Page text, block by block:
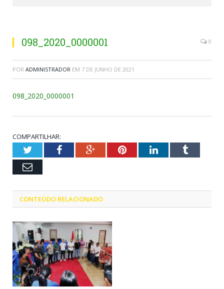
098_2020_0000001 0
POR ADMINISTRADOR EM 7 DE JUNHO DE 2021
098_2020_0000001
COMPARTILHAR:
TwitterFacebookGoogle+PinterestLinkedInTumblr
Email
CONTEÚDO RELACIONADO